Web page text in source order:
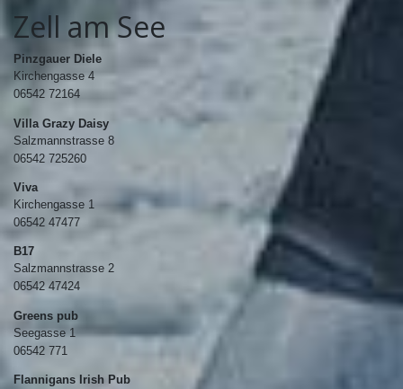
Zell am See
Pinzgauer Diele
Kirchengasse 4
06542 72164
Villa Grazy Daisy
Salzmannstrasse 8
06542 725260
Viva
Kirchengasse 1
06542 47477
B17
Salzmannstrasse 2
06542 47424
Greens pub
Seegasse 1
06542 771
Flannigans Irish Pub